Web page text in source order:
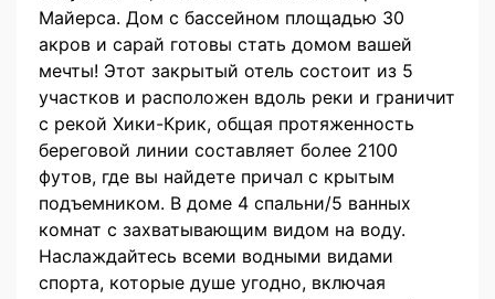
Майерса. Дом с бассейном площадью 30
акров и сарай готовы стать домом вашей
мечты! Этот закрытый отель состоит из 5
участков и расположен вдоль реки и граничит
с рекой Хики-Крик, общая протяженность
береговой линии составляет более 2100
футов, где вы найдете причал с крытым
подъемником. В доме 4 спальни/5 ванных
комнат с захватывающим видом на воду.
Наслаждайтесь всеми водными видами
спорта, которые душе угодно, включая